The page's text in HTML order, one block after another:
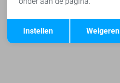
Terug
Weigeren
Instellen